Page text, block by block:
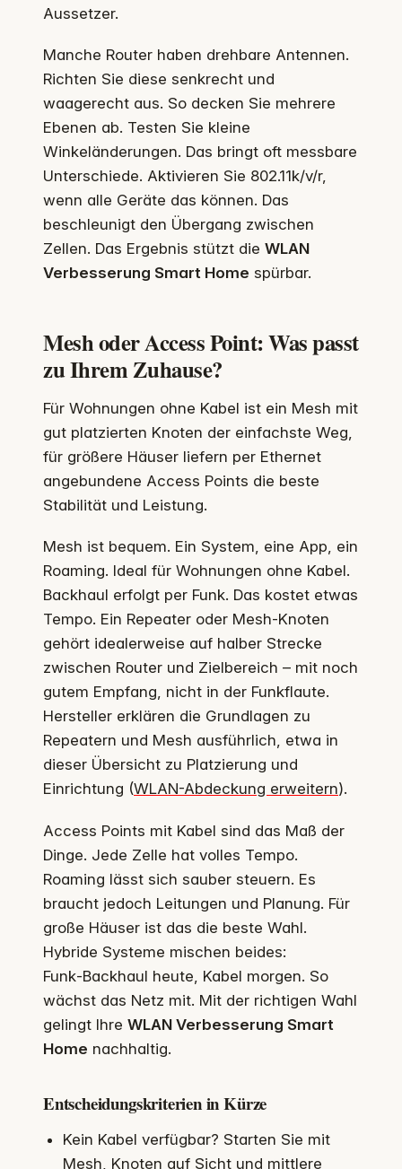
Aussetzer.
Manche Router haben drehbare Antennen.
Richten Sie diese senkrecht und
waagerecht aus. So decken Sie mehrere
Ebenen ab. Testen Sie kleine
Winkeländerungen. Das bringt oft messbare
Unterschiede. Aktivieren Sie 802.11k/v/r,
wenn alle Geräte das können. Das
beschleunigt den Übergang zwischen
Zellen. Das Ergebnis stützt die WLAN
Verbesserung Smart Home spürbar.
Mesh oder Access Point: Was passt
zu Ihrem Zuhause?
Für Wohnungen ohne Kabel ist ein Mesh mit
gut platzierten Knoten der einfachste Weg,
für größere Häuser liefern per Ethernet
angebundene Access Points die beste
Stabilität und Leistung.
Mesh ist bequem. Ein System, eine App, ein
Roaming. Ideal für Wohnungen ohne Kabel.
Backhaul erfolgt per Funk. Das kostet etwas
Tempo. Ein Repeater oder Mesh‑Knoten
gehört idealerweise auf halber Strecke
zwischen Router und Zielbereich – mit noch
gutem Empfang, nicht in der Funkflaute.
Hersteller erklären die Grundlagen zu
Repeatern und Mesh ausführlich, etwa in
dieser Übersicht zu Platzierung und
Einrichtung (WLAN-Abdeckung erweitern).
Access Points mit Kabel sind das Maß der
Dinge. Jede Zelle hat volles Tempo.
Roaming lässt sich sauber steuern. Es
braucht jedoch Leitungen und Planung. Für
große Häuser ist das die beste Wahl.
Hybride Systeme mischen beides:
Funk‑Backhaul heute, Kabel morgen. So
wächst das Netz mit. Mit der richtigen Wahl
gelingt Ihre WLAN Verbesserung Smart
Home nachhaltig.
Entscheidungskriterien in Kürze
Kein Kabel verfügbar? Starten Sie mit
Mesh, Knoten auf Sicht und mittlere